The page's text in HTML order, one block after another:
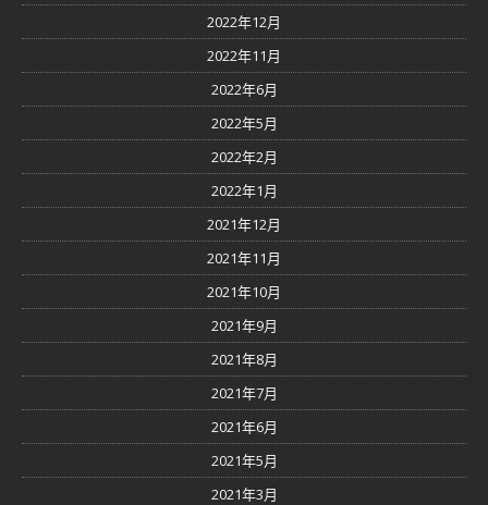
2022年12月
2022年11月
2022年6月
2022年5月
2022年2月
2022年1月
2021年12月
2021年11月
2021年10月
2021年9月
2021年8月
2021年7月
2021年6月
2021年5月
2021年3月